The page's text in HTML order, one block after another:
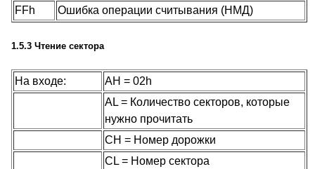
FFh Ошибка операции считывания (НМД)
1.5.3 Чтение сектора
На входе:
AH = 02h
AL = Количество секторов, которые
нужно прочитать
CH = Номер дорожки
CL = Номер сектора